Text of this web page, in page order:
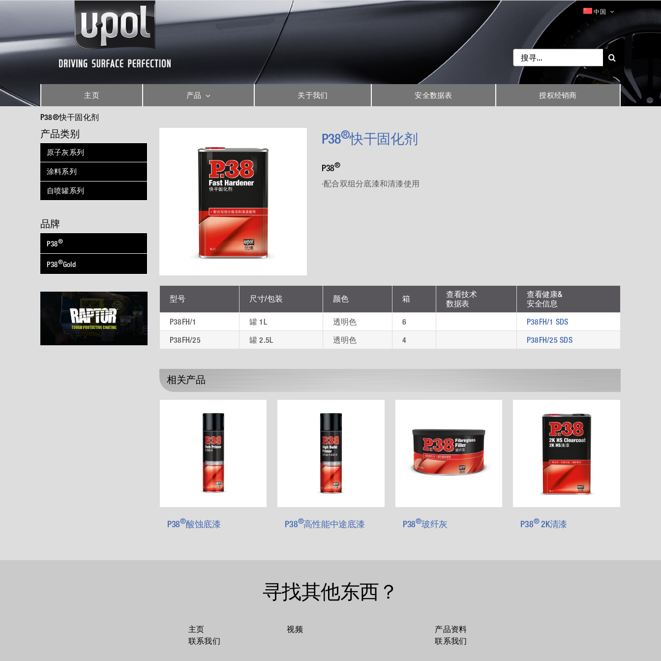
中国
Search
for:
主页 产品 关于我们 安全数据表 授权经销商
P38®快干固化剂
P38®快干固化剂
P38®
·配合双组分底漆和清漆使用
型号 尺寸/包装 颜色 箱
查看技术
数据表
查看健康&
安全信息
P38FH/1 罐 1L 透明色 6 P38FH/1 SDS
P38FH/25 罐 2.5L 透明色 4 P38FH/25 SDS
相关产品
P38®酸蚀底漆 P38®高性能中途底漆 P38®玻纤灰 P38®2K清漆
产品类别
原子灰系列
涂料系列
自喷罐系列
品牌
P38®
P38®Gold
寻找其他东西？
主页
联系我们
视频
产品资料
联系我们